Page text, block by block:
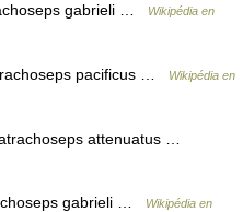
gabrieli …
Wikipédia en
pacificus …
Wikipédia en
attenuatus …
gabrieli …
Wikipédia en